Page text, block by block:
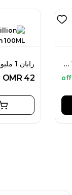
OMR 42
غيرلان فيتيفر أو دو تواليت 100 مل للرجال